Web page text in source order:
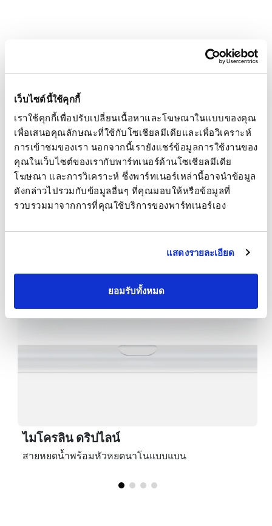
เว็บไซต์นี้ใช้คุกกี้
เราใช้คุกกี้เพื่อปรับเปลี่ยนเนื้อหาและโฆษณาในแบบของคุณ
เพื่อเสนอคุณลักษณะที่ใช้กับโซเชียลมีเดียและเพื่อวิเคราะห์
การเข้าชมของเรา นอกจากนี้เรายังแชร์ข้อมูลการใช้งานของ
คุณในเว็บไซต์ของเรากับพาร์ทเนอร์ด้านโซเชียลมีเดีย
โฆษณา และการวิเคราะห์ ซึ่งพาร์ทเนอร์เหล่านี้อาจนำข้อมูล
ดังกล่าวไปรวมกับข้อมูลอื่นๆ ที่คุณมอบให้หรือข้อมูลที่
รวบรวมมาจากการที่คุณใช้บริการของพาร์ทเนอร์เอง
แสดงรายละเอียด
ยอมรับทั้งหมด
ผลิตภัณฑ์ระบบชลประทาน
อัจฉริยะ
ไมโครลิน ดริปไลน์
สายหยดน้ำพร้อมหัวหยดนาโนแบบแบน